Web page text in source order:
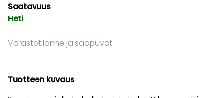
Saatavuus
Heti
Varastotilanne ja saapuvat
Tuotteen kuvaus